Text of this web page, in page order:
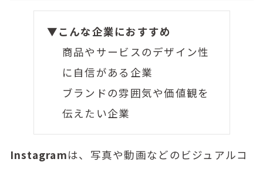
▼こんな企業におすすめ
商品やサービスのデザイン性
に自信がある企業
ブランドの雰囲気や価値観を
伝えたい企業
Instagramは、写真や動画などのビジュアルコ